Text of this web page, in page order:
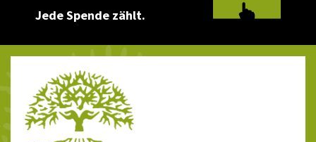
Jede Spende zählt.